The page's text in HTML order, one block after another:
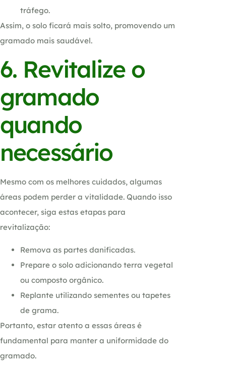
tráfego.
Assim, o solo ficará mais solto, promovendo um
gramado mais saudável.
6. Revitalize o
gramado
quando
necessário
Mesmo com os melhores cuidados, algumas
áreas podem perder a vitalidade. Quando isso
acontecer, siga estas etapas para
revitalização:
Remova as partes danificadas.
Prepare o solo adicionando terra vegetal
ou composto orgânico.
Replante utilizando sementes ou tapetes
de grama.
Portanto, estar atento a essas áreas é
fundamental para manter a uniformidade do
gramado.